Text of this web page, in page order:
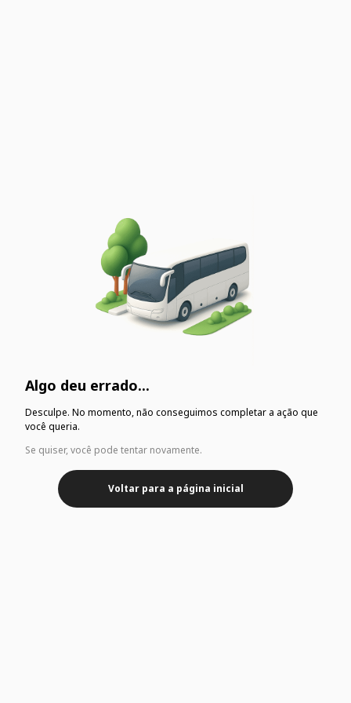
Algo deu errado...
Desculpe. No momento, não conseguimos completar a ação que
você queria.
Se quiser, você pode tentar novamente.
Voltar para a página inicial